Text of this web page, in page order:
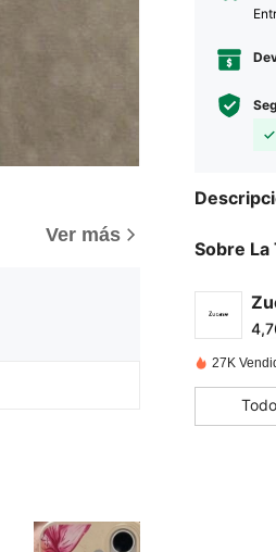
Ver más
Sobre La
27K